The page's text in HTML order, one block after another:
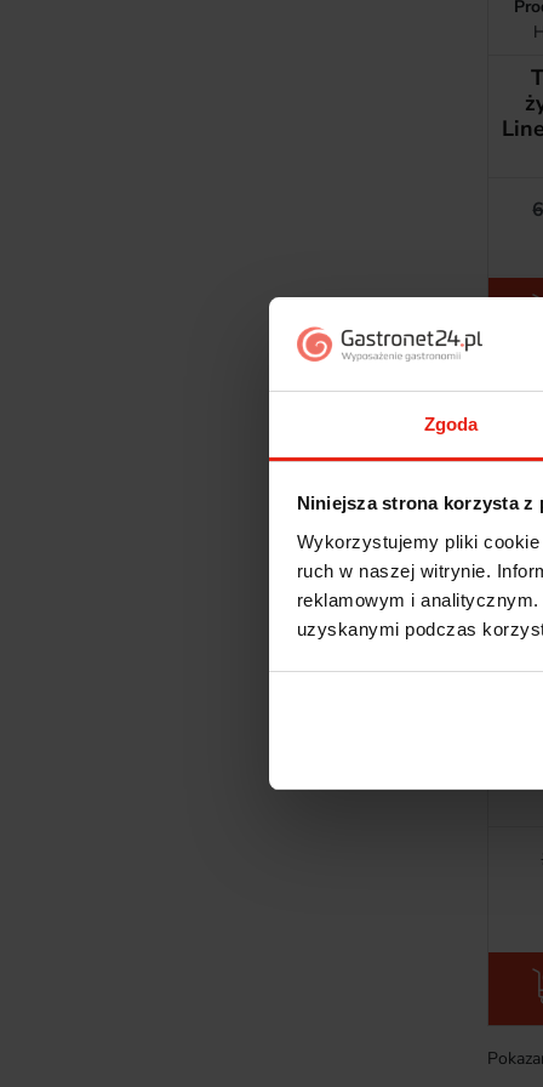
Zgoda
Niniejsza strona korzysta z
Wykorzystujemy pliki
ruch w naszej witrynie.
reklamowym i
uzyskanymi podczas